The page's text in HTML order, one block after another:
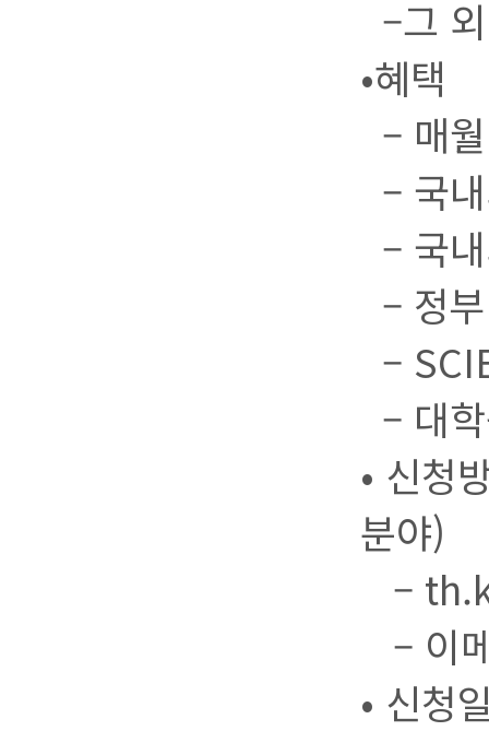
–그
•혜택
– 매
– 국
– 국
– 정
–
– 대
• 신청
분야)
–
– 이
• 신청